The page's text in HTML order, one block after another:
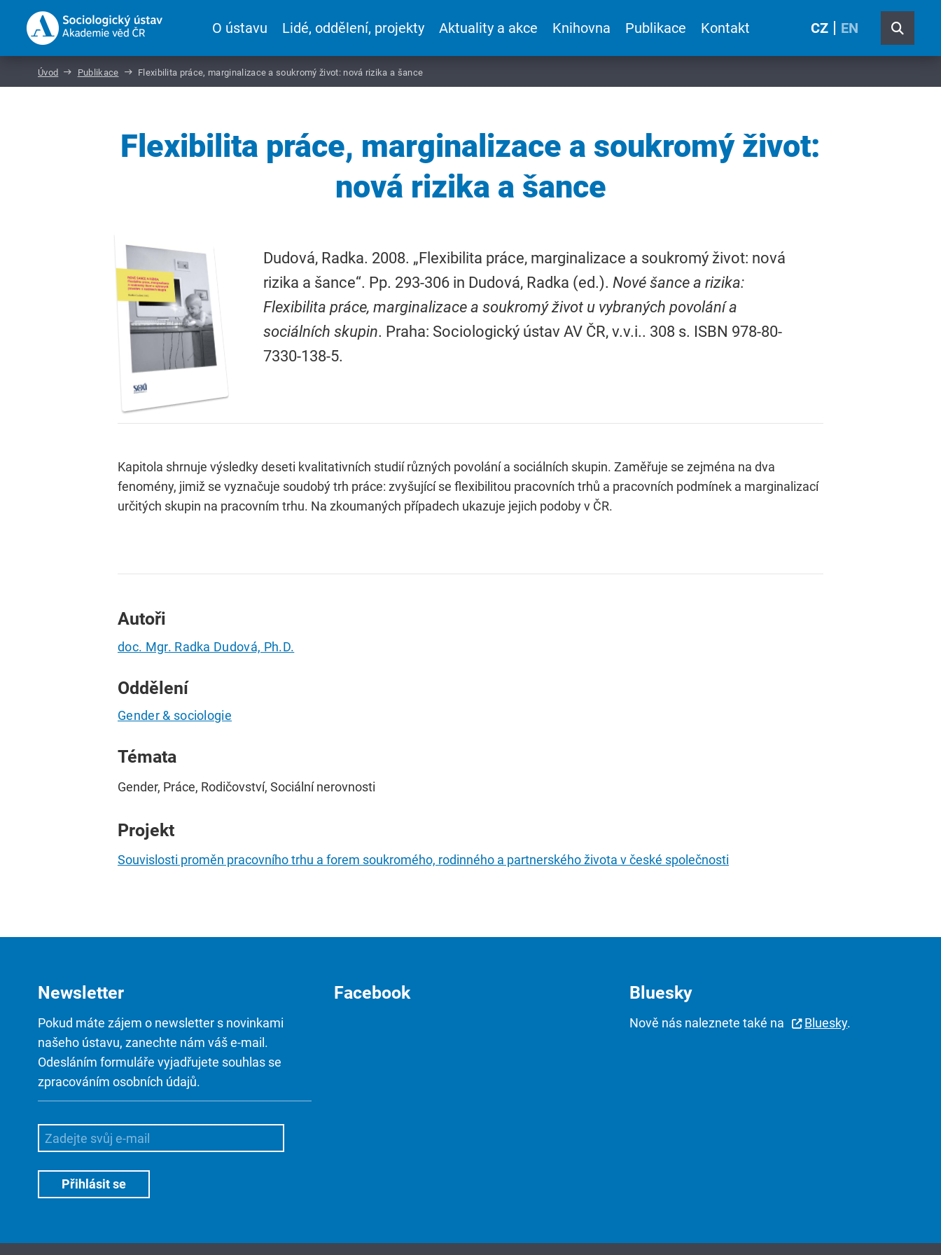
O ústavu Lidé, oddělení, projekty Aktuality a akce Knihovna Publikace Kontakt CZ EN
Úvod Publikace Flexibilita práce, marginalizace a soukromý život: nová rizika a šance
Flexibilita práce, marginalizace a soukromý život:
nová rizika a šance
Dudová, Radka. 2008. „Flexibilita práce, marginalizace a soukromý život: nová
rizika a šance“. Pp. 293-306 in Dudová, Radka (ed.). Nové šance a rizika:
Flexibilita práce, marginalizace a soukromý život u vybraných povolání a
sociálních skupin. Praha: Sociologický ústav AV ČR, v.v.i.. 308 s. ISBN 978-80-
7330-138-5.
Kapitola shrnuje výsledky deseti kvalitativních studií různých povolání a sociálních skupin. Zaměřuje se zejména na dva
fenomény, jimiž se vyznačuje soudobý trh práce: zvyšující se flexibilitou pracovních trhů a pracovních podmínek a marginalizací
určitých skupin na pracovním trhu. Na zkoumaných případech ukazuje jejich podoby v ČR.
Autoři
doc. Mgr. Radka Dudová, Ph.D.
Oddělení
Gender & sociologie
Témata
Gender, Práce, Rodičovství, Sociální nerovnosti
Projekt
Souvislosti proměn pracovního trhu a forem soukromého, rodinného a partnerského života v české společnosti
Newsletter
Pokud máte zájem o newsletter s novinkami
našeho ústavu, zanechte nám váš e-mail.
Odesláním formuláře vyjadřujete souhlas se
zpracováním osobních údajů.
Facebook Bluesky
Nově nás naleznete také na Bluesky.